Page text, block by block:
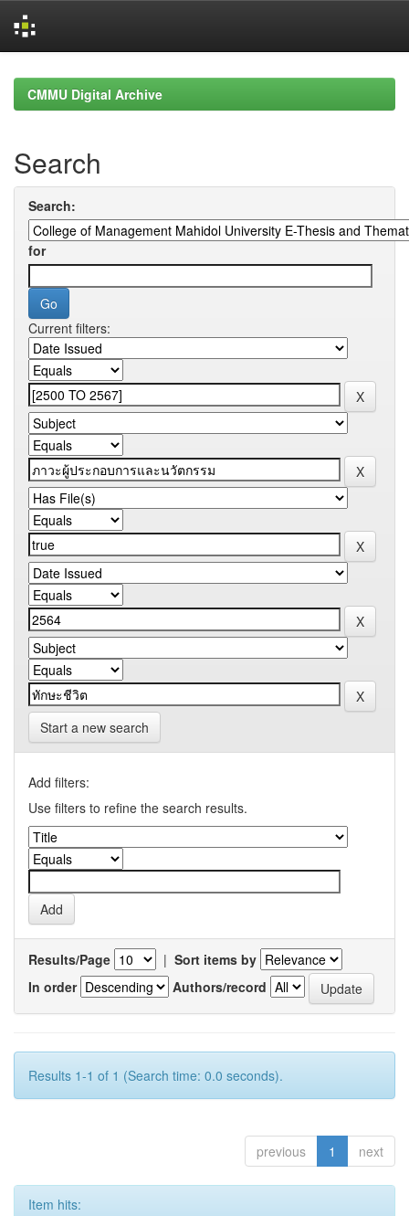
navigationCMMU Digital Archive
Search
Search:
for
Current filters:
Start a new search
Add filters:
Use filters to refine the search results.
Results/Page | Sort items by
In order
Authors/record
Results 1-1 of 1 (Search time: 0.0 seconds).
previous 1 next
Item hits: